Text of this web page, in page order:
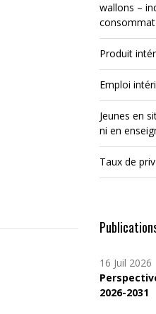
wallons –
Produit
Emploi
Jeunes en
ni en
Taux de
16 Juil 2026
2026-2031